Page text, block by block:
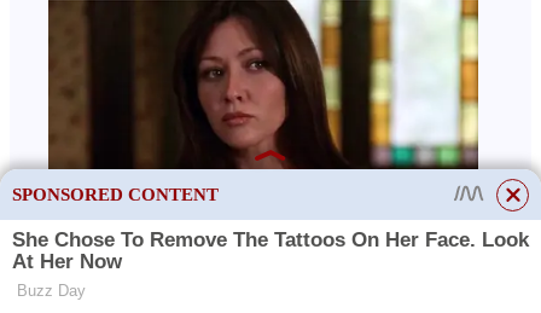
SPONSORED CONTENT